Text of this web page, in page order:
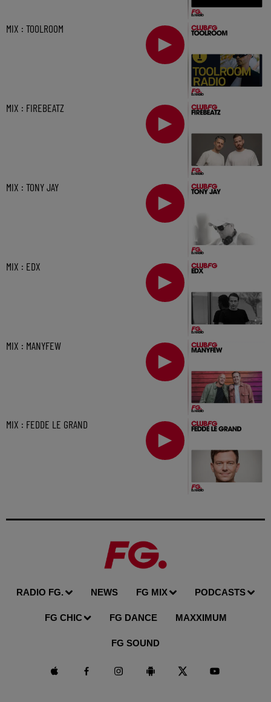
MIX : TOOLROOM
MIX : FIREBEATZ
MIX : TONY JAY
MIX : EDX
MIX : MANYFEW
MIX : FEDDE LE GRAND
RADIO FG. NEWS FG MIX PODCASTS
FG CHIC FG DANCE MAXXIMUM
FG SOUND